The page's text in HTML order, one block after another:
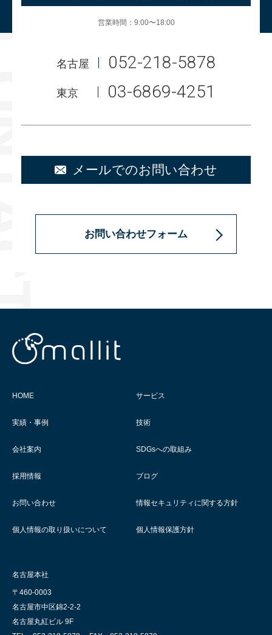
営業時間：9:00〜18:00
名古屋 052-218-5878
東京 03-6869-4251
メールでのお問い合わせ
お問い合わせフォーム
HOME サービス
実績・事例 技術
会社案内 SDGsへの取組み
採用情報 ブログ
お問い合わせ 情報セキュリティに関する方針
個人情報の取り扱いについて 個人情報保護方針
名古屋本社
〒460-0003
名古屋市中区錦2-2-2
名古屋丸紅ビル 9F